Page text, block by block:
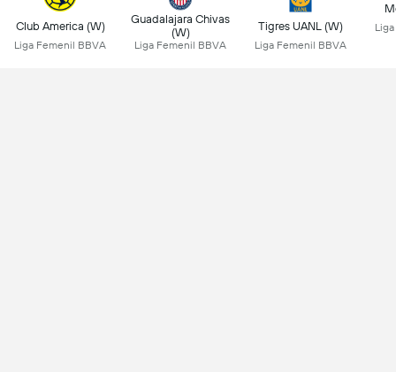
Club America (W)
Liga Femenil BBVA
Guadalajara Chivas
(W)
Liga Femenil BBVA
Tigres UANL (W)
Liga Femenil BBVA